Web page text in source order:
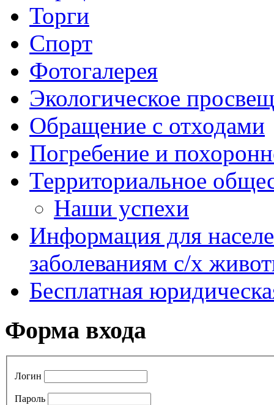
Торги
Спорт
Фотогалерея
Экологическое
Обращение с отходами
Погребение и
Территориальное
Наши успехи
Информация для
заболеваниям с/х
Бесплатная
Форма входа
Логин
Пароль